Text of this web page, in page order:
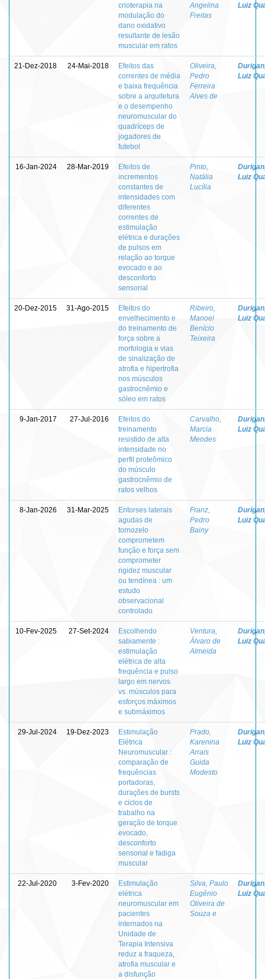
crioterapia na
modulação do
dano oxidativo
resultante de lesão
muscular em ratos
Angelina
Freitas
Luiz
21-Dez-2018 24-Mai-2018
Efeitos das
correntes de média
e baixa frequência
sobre a arquitetura
e o desempenho
neuromuscular do
quadríceps de
jogadores de
futebol
Oliveira,
Pedro
Ferreira
Alves de
Luiz
16-Jan-2024 28-Mar-2019
Efeitos de
incrementos
constantes de
intensidades com
diferentes
correntes de
estimulação
elétrica e durações
de pulsos em
relação ao torque
evocado e ao
desconforto
sensorial
Pinto,
Natália
Lucília
Luiz
20-Dez-2015 31-Ago-2015
Efeitos do
envelhecimento e
do treinamento de
força sobre a
morfologia e vias
de sinalização de
atrofia e hipertrofia
nos músculos
gastrocnêmio e
sóleo em ratos
Ribeiro,
Manoel
Benício
Teixeira
Luiz
9-Jan-2017 27-Jul-2016
Efeitos do
treinamento
resistido de alta
intensidade no
perfil proteômico
do músculo
gastrocnêmio de
ratos velhos
Carvalho,
Marcia
Mendes
Luiz
8-Jan-2026 31-Mar-2025
Entorses laterais
agudas de
tornozelo
comprometem
função e força sem
comprometer
rigidez muscular
ou tendínea : um
estudo
observacional
controlado
Franz,
Pedro
Bainy
Luiz
10-Fev-2025 27-Set-2024
Escolhendo
sabiamente :
estimulação
elétrica de alta
frequência e pulso
largo em nervos
vs. músculos para
esforços máximos
e submáximos
Ventura,
Álvaro de
Almeida
Luiz
29-Jul-2024 19-Dez-2023
Estimulação
Elétrica
Neuromuscular :
comparação de
frequências
portadoras,
durações de bursts
e ciclos de
trabalho na
geração de torque
evocado,
desconforto
sensorial e fadiga
muscular
Prado,
Karenina
Arrais
Guida
Modesto
Luiz
22-Jul-2020 3-Fev-2020
Estimulação
elétrica
neuromuscular em
pacientes
internados na
Unidade de
Terapia Intensiva
reduz a fraqueza,
atrofia muscular e
a disfunção
Silva, Paulo
Eugênio
Oliveira de
Souza e
Luiz